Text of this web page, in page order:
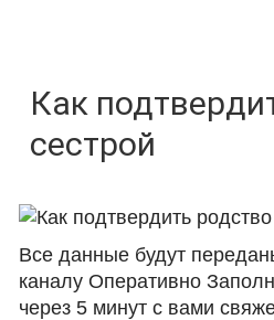
Как
сестрой
Все данные будут
каналу Оперативно
через 5 минут с вами